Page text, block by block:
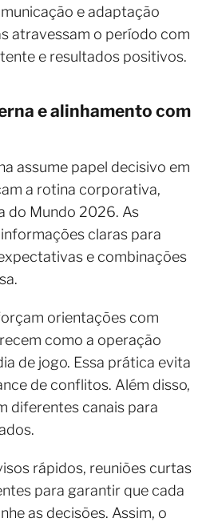
e adaptação
atravessam o período com
e resultados positivos.
e alinhamento com
assume papel decisivo em
a rotina corporativa,
do Mundo 2026. As
claras para
e combinações
orientações com
como a operação
de jogo. Essa prática evita
de conflitos. Além disso,
diferentes canais para
rápidos, reuniões curtas
para garantir que cada
as decisões. Assim, o